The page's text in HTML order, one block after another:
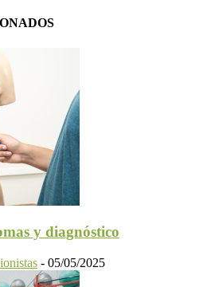
y diagnóstico
- 05/05/2025